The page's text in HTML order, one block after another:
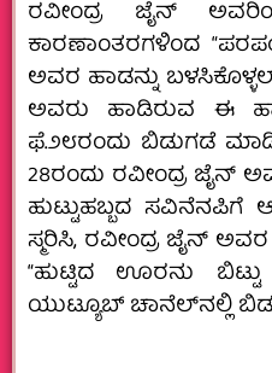
ರವೀಂದ್ರ ಜೈನ್‌
ಕಾರಣಾಂತರಗಳಿಂದ
ಅವರ ಹಾಡನ್ನು
ಅವರು ಹಾಡಿರುವ ಈ
ಫೆ.೨೮ರಂದು ಬಿಡುಗಡೆ
28ರಂದು ರವೀಂದ್ರ ಜೈನ್‌
ಹುಟ್ಟುಹಬ್ಬದ
ಸ್ಮರಿಸಿ, ರವೀಂದ್ರ ಜೈನ್‌
“ಹುಟ್ಟಿದ ಊರನು
ಯುಟ್ಯೂಬ್‌ ಚಾನೆಲ್‌ನಲ್ಲಿ